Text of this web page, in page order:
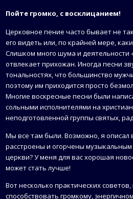
Пойте громко, с восклицанием!
Церковное пение часто бывает не
его видеть или, по крайней мере,
Слишком много шума и деятельности
отвлекает прихожан. Иногда песни
тональностях, что большинство
поэтому им приходится просто
Многие воскресные песни были
сольными исполнителями на
неподготовленной группы святых,
Мы все там были. Возможно, я описал
расстроены и огорчены
церкви? У меня для вас хорошая
может стать лучше!
Вот несколько практических
способствовать громкому,